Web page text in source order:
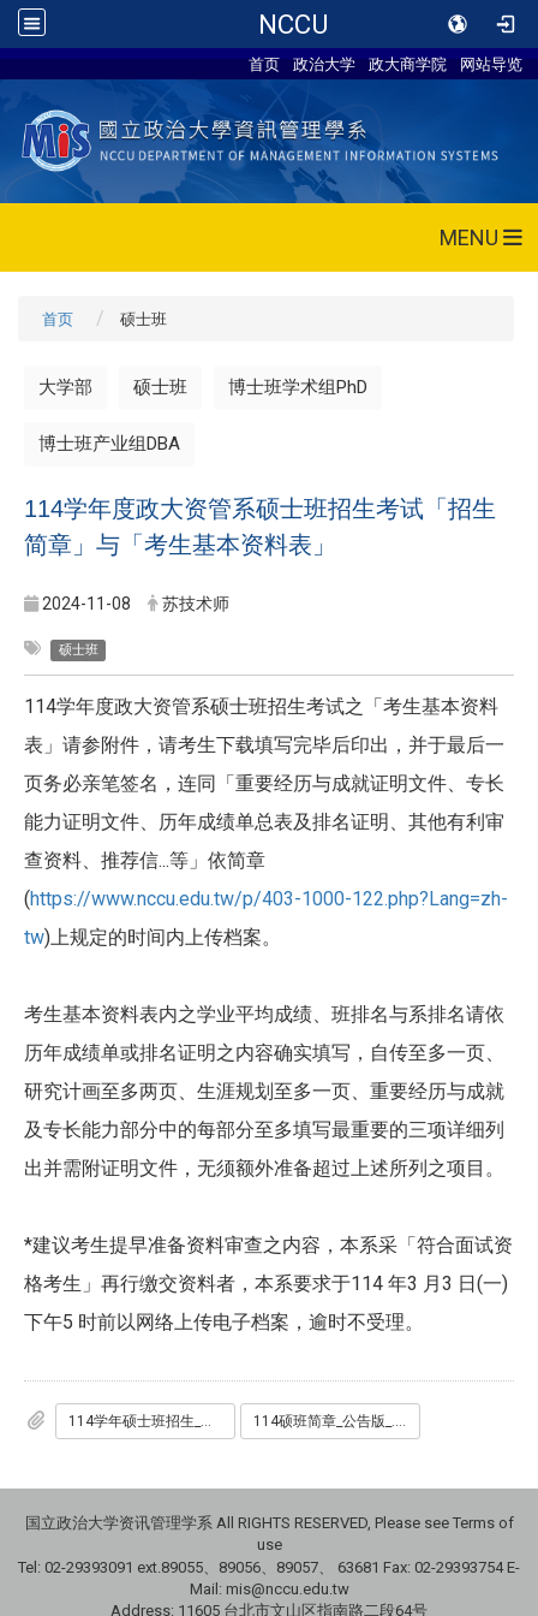
NCCU
首页 政治大学 政大商学院 网站导览
MENU
首页 硕士班
大学部 硕士班 博士班学术组PhD
博士班产业组DBA
114学年度政大资管系硕士班招生考试「招生
简章」与「考生基本资料表」
2024-11-08 苏技术师
硕士班
114学年度政大资管系硕士班招生考试之「考生基本资料
表」请参附件，请考生下载填写完毕后印出，并于最后一
页务必亲笔签名，连同「重要经历与成就证明文件、专长
能力证明文件、历年成绩单总表及排名证明、其他有利审
查资料、推荐信...等」依简章
(https://www.nccu.edu.tw/p/403-1000-122.php?Lang=zh-
tw)上规定的时间内上传档案。
考生基本资料表内之学业平均成绩、班排名与系排名请依
历年成绩单或排名证明之内容确实填写，自传至多一页、
研究计画至多两页、生涯规划至多一页、重要经历与成就
及专长能力部分中的每部分至多填写最重要的三项详细列
出并需附证明文件，无须额外准备超过上述所列之项目。
*建议考生提早准备资料审查之内容，本系采「符合面试资
格考生」再行缴交资料者，本系要求于114 年3 月3 日(一)
下午5 时前以网络上传电子档案，逾时不受理。
国立政治大学资讯管理学系 All RIGHTS RESERVED, Please see Terms of
use
Tel: 02-29393091 ext.89055、89056、89057、
63681 Fax: 02-29393754 E-
Mail: mis@nccu.edu.tw
Address: 11605 台北市文山区指南路二段64号